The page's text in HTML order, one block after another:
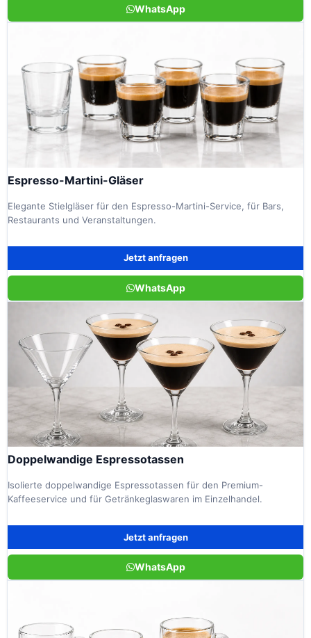
WhatsApp
Espresso-Martini-Gläser
Elegante Stielgläser für den Espresso-Martini-Service, für Bars,
Restaurants und Veranstaltungen.
Jetzt anfragen
WhatsApp
Doppelwandige Espressotassen
Isolierte doppelwandige Espressotassen für den Premium-
Kaffeeservice und für Getränkeglaswaren im Einzelhandel.
Jetzt anfragen
WhatsApp